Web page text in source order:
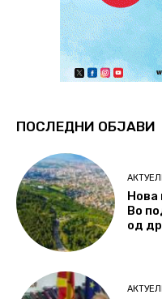
ПОСЛЕДНИ ОБЈАВИ
Нова
Во
од